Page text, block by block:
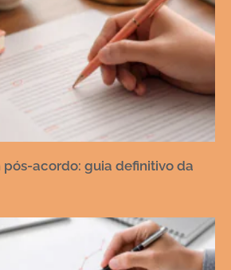
acordo: guia definitivo da